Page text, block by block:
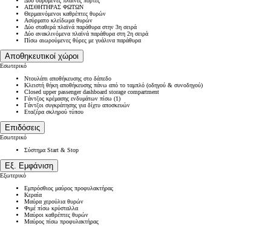
ΑΙΣΘΗΤΗΡΑΣ ΦΩΤΩΝ
Θερμαινόμενοι καθρέπτες θυρών
Ασύρματο κλείδωμα θυρών
Δύο σταθερά πλαϊνά παράθυρα στην 3η σειρά
Δύο ανακλινόμενα πλαϊνά παράθυρα στη 2η σειρά
Πίσω αιωρούμενες θύρες με γυάλινα παράθυρα
Αποθηκευτικοί χώροι
Εσωτερικό
Ντουλάπι αποθήκευσης στο δάπεδο
Κλειστή θήκη αποθήκευσης πάνω από το ταμπλό (οδηγού & συνοδηγού)
Closed upper passenger dashboard storage compartment
Γάντζος κρέμασης ενδυμάτων πίσω (1)
Γάντζοι συγκράτησης για δίχτυ αποσκευών
Εταζέρα σκληρού τύπου
Επιδόσεις
Εσωτερικό
Σύστημα Start & Stop
Εξ. Εμφάνιση
Εξωτερικό
Εμπρόσθιος μαύρος προφυλακτήρας
Κεραία
Μαύρα χερούλια θυρών
Φιμέ πίσω κρύσταλλα
Μαύροι καθρέπτες θυρών
Μαύρος πίσω προφυλακτήρας